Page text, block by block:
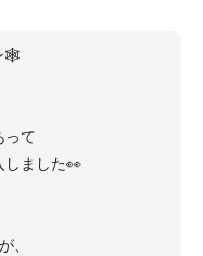
🕸
って
しました👀
、